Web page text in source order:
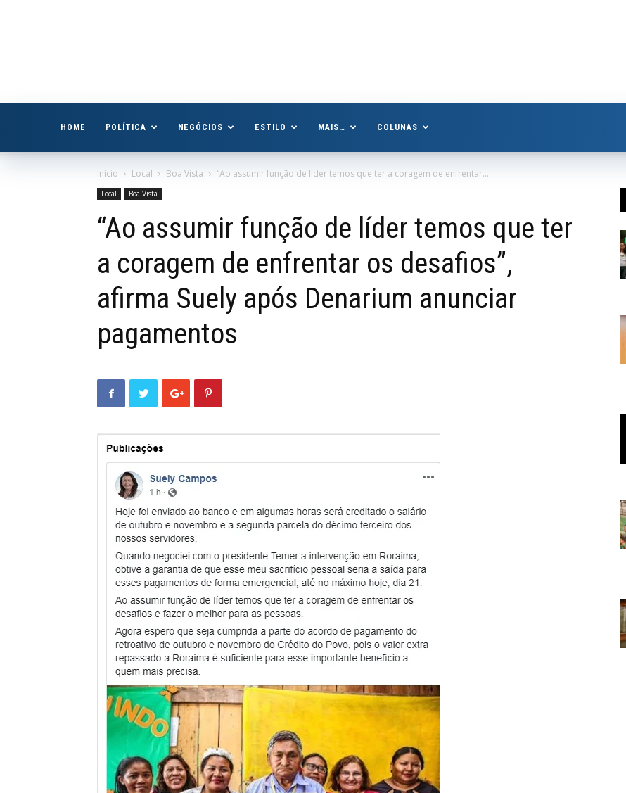
HOME POLÍTICA NEGÓCIOS ESTILO MAIS… COLUNAS
Início Local Boa Vista “Ao assumir função de líder temos que ter a coragem de enfrentar...
Local Boa Vista
“Ao assumir função de líder temos que ter
a coragem de enfrentar os desafios”,
afirma Suely após Denarium anunciar
pagamentos